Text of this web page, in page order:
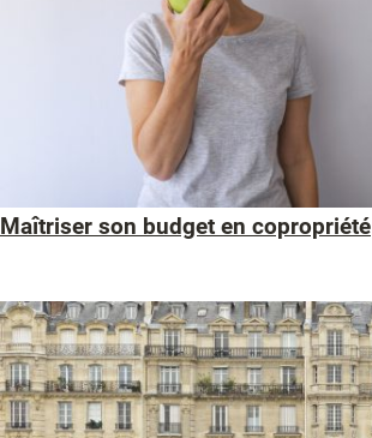
Maîtriser son budget en copropriété